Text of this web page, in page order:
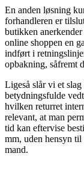
En anden løsning
forhandleren er
butikken
online shoppen en
indført i
opbakning, såfremt
Ligeså slår vi et
betydningsfulde
hvilken returret
relevant, at man
tid kan eftervise
mm, uden hensyn
mand.